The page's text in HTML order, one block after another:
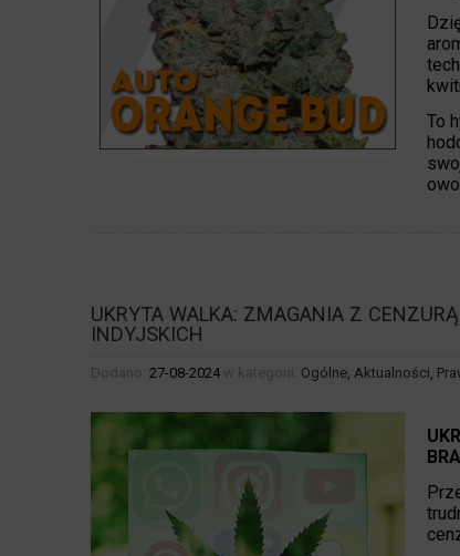
To
UKRYTA WALKA: ZMAGANIA Z
INDYJSKICH
Dodano: 27-08-2024 w kategorii: Ogólne, Aktualności,